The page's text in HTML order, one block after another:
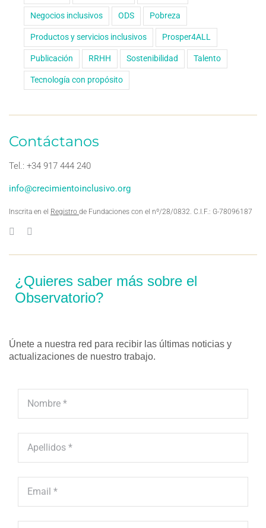
Negocios inclusivos ODS Pobreza
Productos y servicios inclusivos Prosper4ALL
Publicación RRHH Sostenibilidad Talento
Tecnología con propósito
Contáctanos
Tel.: +34 917 444 240
info@crecimientoinclusivo.org
Inscrita en el Registro de Fundaciones con el nº/28/0832. C.I.F.: G-78096187
¿Quieres saber más sobre el
Observatorio?
Únete a nuestra red para recibir las últimas noticias y
actualizaciones de nuestro trabajo.